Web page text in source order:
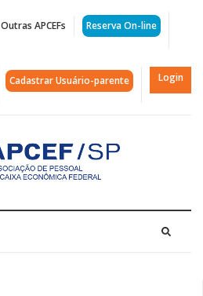
Outras APCEFs Reserva On-line
Cadastrar Usuário-parente Login